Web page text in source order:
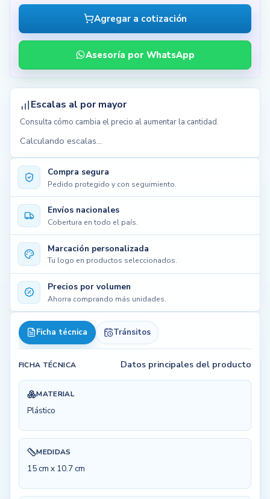
Compra segura
Pedido protegido y con seguimiento.
Envíos nacionales
Cobertura en todo el país.
Marcación personalizada
Tu logo en productos seleccionados.
Precios por volumen
Ahorra comprando más unidades.
Ficha técnica Tránsitos
FICHA TÉCNICA Datos principales del producto
MATERIAL
Plástico
MEDIDAS
15 cm x 10.7 cm
Agregar a cotización
Asesoría por WhatsApp
Escalas al por mayor
Consulta cómo cambia el precio al aumentar la cantidad.
Calculando escalas...